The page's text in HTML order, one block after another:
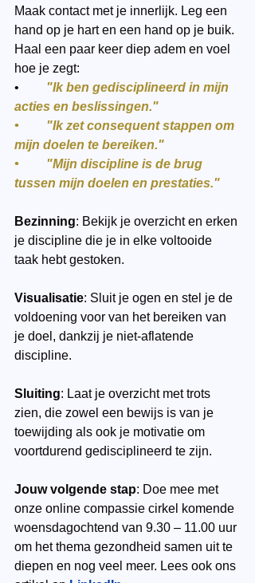
Maak contact met je innerlijk. Leg een
hand op je hart en een hand op je buik.
Haal een paar keer diep adem en voel
hoe je zegt:
"Ik ben gedisciplineerd in mijn
acties en beslissingen."
•	"Ik zet consequent stappen om
mijn doelen te bereiken."
•	"Mijn discipline is de brug
tussen mijn doelen en prestaties."
Bezinning: Bekijk je overzicht en erken
je discipline die je in elke voltooide
taak hebt gestoken.
Visualisatie: Sluit je ogen en stel je de
voldoening voor van het bereiken van
je doel, dankzij je niet-aflatende
discipline.
Sluiting: Laat je overzicht met trots
zien, die zowel een bewijs is van je
toewijding als ook je motivatie om
voortdurend gedisciplineerd te zijn.
Jouw volgende stap: Doe mee met
onze online compassie cirkel komende
woensdagochtend van 9.30 – 11.00 uur
om het thema gezondheid samen uit te
diepen en nog veel meer. Lees ook ons